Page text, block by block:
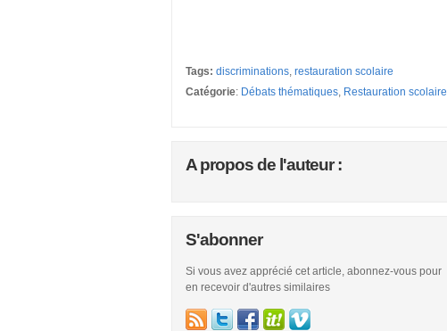
Tags: discriminations, restauration scolaire
Catégorie: Débats thématiques, Restauration scolaire
A propos de l'auteur :
S'abonner
Si vous avez apprécié cet article, abonnez-vous pour
en recevoir d'autres similaires